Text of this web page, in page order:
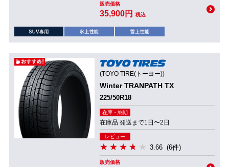
販売価格
35,900円 税込
(TOYO TIRE(トーヨー))
Winter TRANPATH TX
225/50R18
在庫・納期
在庫品 発送まで1日〜2日
レビュー
3.66 (6件)
販売価格